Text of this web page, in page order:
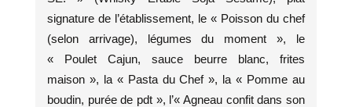
signature de l’établissement, le « Poisson du chef
(selon arrivage), légumes du moment », le
« Poulet Cajun, sauce beurre blanc, frites
maison », la « Pasta du Chef », la « Pomme au
boudin, purée de pdt », l’« Agneau confit dans son